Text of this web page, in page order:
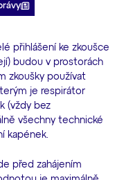
přihlášení ke zkoušce
budou v prostorách
zkoušky používat
je respirátor
(vždy bez
všechny technické
kapének.
před zahájením